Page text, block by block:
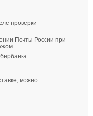
проверки
Почты России при
можно